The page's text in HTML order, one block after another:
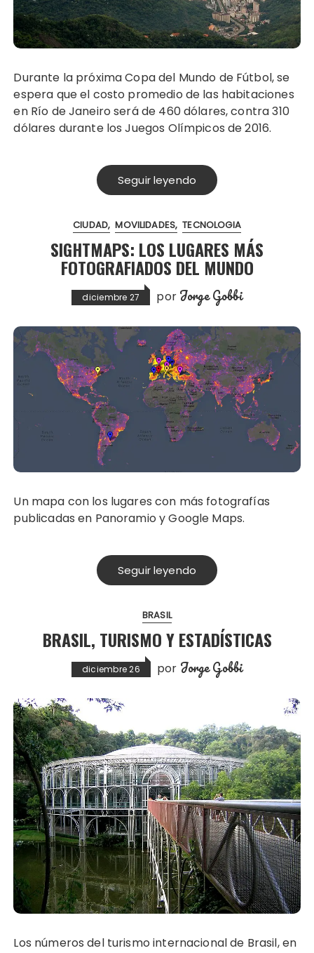
Durante la próxima Copa del Mundo de Fútbol, se
espera que el costo promedio de las habitaciones
en Río de Janeiro será de 460 dólares, contra 310
dólares durante los Juegos Olímpicos de 2016.
Seguir leyendo
CIUDAD MOVILIDADES TECNOLOGIA
SIGHTMAPS: LOS LUGARES MÁS
FOTOGRAFIADOS DEL MUNDO
diciembre 27 por Jorge Gobbi
Un mapa con los lugares con más fotografías
publicadas en Panoramio y Google Maps.
Seguir leyendo
BRASIL
BRASIL, TURISMO Y ESTADÍSTICAS
diciembre 26 por Jorge Gobbi
Los números del turismo internacional de Brasil, en